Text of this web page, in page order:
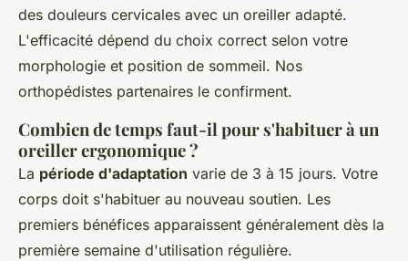
des douleurs cervicales avec un oreiller adapté.
L'efficacité dépend du choix correct selon votre
morphologie et position de sommeil. Nos
orthopédistes partenaires le confirment.
Combien de temps faut-il pour s'habituer à un
oreiller ergonomique ?
La période d'adaptation varie de 3 à 15 jours. Votre
corps doit s'habituer au nouveau soutien. Les
premiers bénéfices apparaissent généralement dès la
première semaine d'utilisation régulière.